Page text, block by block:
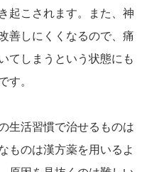
起こされます。また、神
善しにくくなるので、痛
てしまうという状態にも
す。
生活習慣で治せるものは
ものは漢方薬を用いるよ